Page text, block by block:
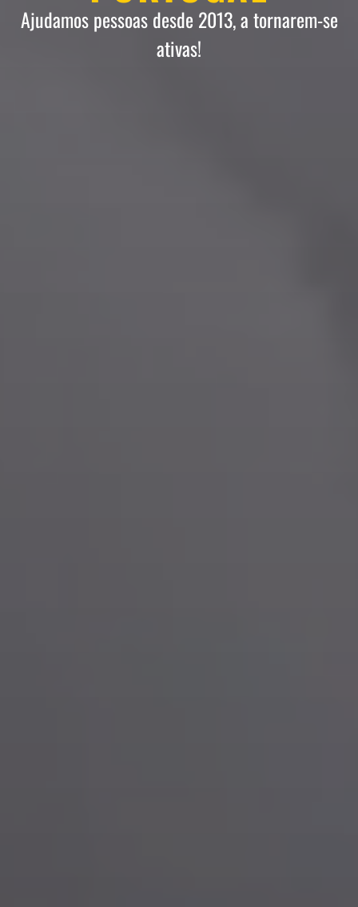
Ajudamos pessoas desde 2013, a tornarem-se
ativas!